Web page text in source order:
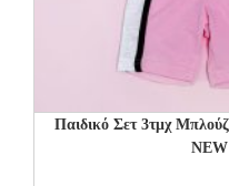
Παιδικό Σετ 3τμχ